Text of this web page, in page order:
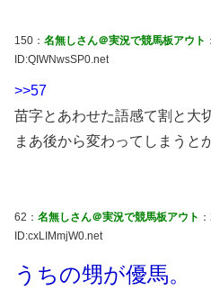
150： 名無しさん＠実況で競馬板アウト
ID:QIWNwsSP0.net
>>57
苗字とあわせた語感て割と大
まあ後から変わってしまうと
62： 名無しさん＠実況で競馬板アウト
ID:cxLIMmjW0.net
うちの甥が優馬。